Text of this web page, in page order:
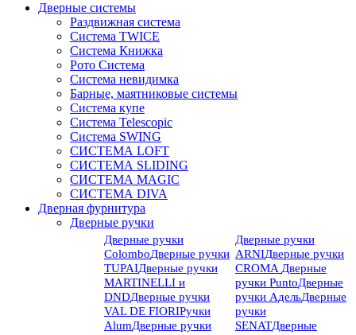
Дверные системы
Раздвижная система
Система TWICE
Система Книжка
Рото Система
Система невидимка
Барные, маятниковые системы
Система купе
Система Telescopic
Система SWING
СИСТЕМА LOFT
СИСТЕМА SLIDING
СИСТЕМА MAGIC
СИСТЕМА DIVA
Дверная фурнитура
Дверные ручки
Дверные ручки
ColomboДверные ручки
TUPAIДверные ручки
MARTINELLI и
DNDДверные ручки
VAL DE FIORIРучки
AlumДверные ручки
Дверные ручки
ARNIДверные ручки
CROMA Дверные
ручки PuntoДверные
ручки АдельДверные
ручки
SENATДверные